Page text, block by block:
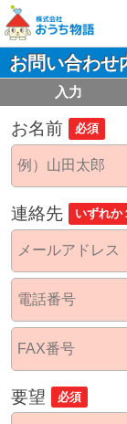
お問い合わせ
入力
お名前 必須
連絡先 いずれか
要望 必須